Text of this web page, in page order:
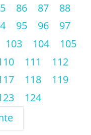
86 87
88
95 96
97
103 104
105
111
112
118
119
124